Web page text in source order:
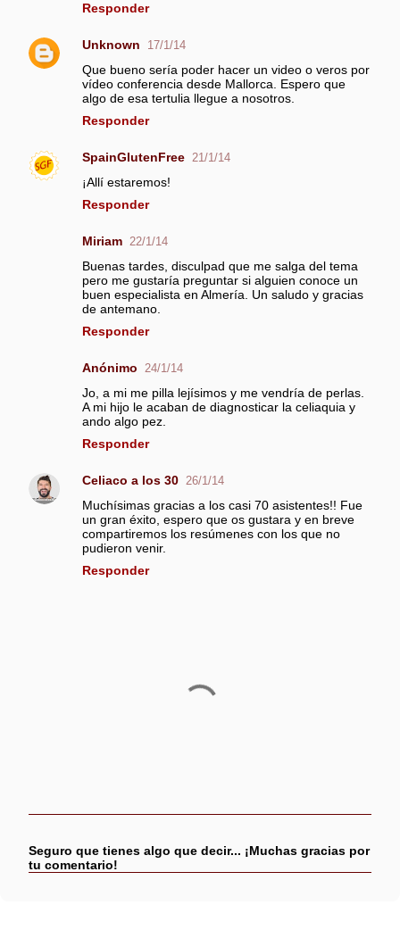
Responder
Unknown 17/1/14
Que bueno sería poder hacer un video o veros por
vídeo conferencia desde Mallorca. Espero que
algo de esa tertulia llegue a nosotros.
Responder
SpainGlutenFree 21/1/14
¡Allí estaremos!
Responder
Miriam 22/1/14
Buenas tardes, disculpad que me salga del tema
pero me gustaría preguntar si alguien conoce un
buen especialista en Almería. Un saludo y gracias
de antemano.
Responder
Anónimo 24/1/14
Jo, a mi me pilla lejísimos y me vendría de perlas.
A mi hijo le acaban de diagnosticar la celiaquia y
ando algo pez.
Responder
Celiaco a los 30 26/1/14
Muchísimas gracias a los casi 70 asistentes!! Fue
un gran éxito, espero que os gustara y en breve
compartiremos los resúmenes con los que no
pudieron venir.
Responder
b
l
Seguro que tienes algo que decir... ¡Muchas gracias por
tu comentario!